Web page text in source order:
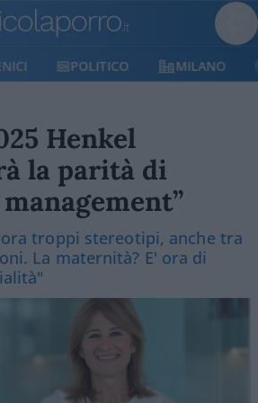
POLITICO MILANO
Henkel
la parità di
troppi stereotipi, anche tra
La maternità? E' ora di